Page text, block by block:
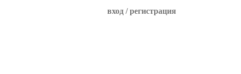
вход / регистрация